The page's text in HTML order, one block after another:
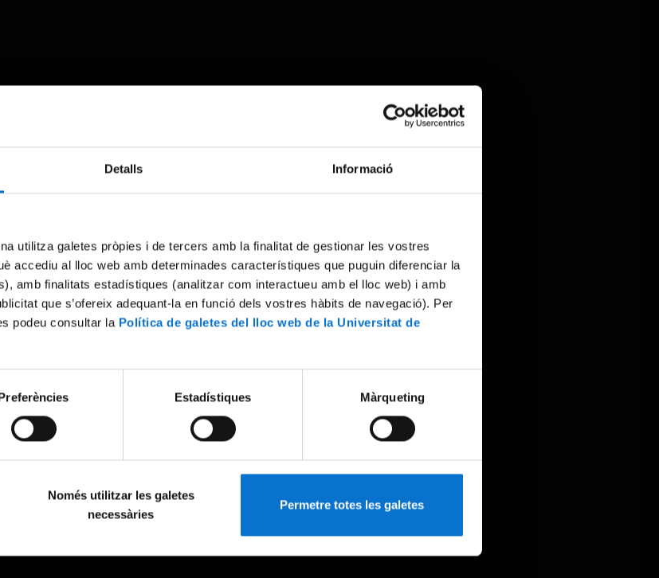
Detalls Informació
utilitza galetes pròpies i de tercers amb la finalitat de gestionar les vostres
accediu al lloc web amb determinades característiques que puguin diferenciar la
amb finalitats estadístiques (analitzar com interactueu amb el lloc web) i amb
que s’ofereix adequant-la en funció dels vostres hàbits de navegació). Per
podeu consultar la Política de galetes del lloc web de la Universitat de
Estadístiques Màrqueting
Només utilitzar les galetes
necessàries
Permetre totes les galetes
Something went wrong
Try again